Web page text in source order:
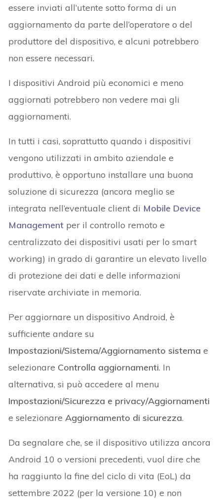
essere inviati all’utente sotto forma di un
aggiornamento da parte dell’operatore o del
produttore del dispositivo, e alcuni potrebbero
non essere necessari.
I dispositivi Android più economici e meno
aggiornati potrebbero non vedere mai gli
aggiornamenti.
In tutti i casi, soprattutto quando i dispositivi
vengono utilizzati in ambito aziendale e
produttivo, è opportuno installare una buona
soluzione di sicurezza (ancora meglio se
integrata nell’eventuale client di Mobile Device
Management per il controllo remoto e
centralizzato dei dispositivi usati per lo smart
working) in grado di garantire un elevato livello
di protezione dei dati e delle informazioni
riservate archiviate in memoria.
Per aggiornare un dispositivo Android, è
sufficiente andare su
Impostazioni/Sistema/Aggiornamento sistema e
selezionare Controlla aggiornamenti. In
alternativa, si può accedere al menu
Impostazioni/Sicurezza e privacy/Aggiornamenti
e selezionareAggiornamento di sicurezza.
Da segnalare che, se il dispositivo utilizza ancora
Android 10 o versioni precedenti, vuol dire che
ha raggiunto la fine del ciclo di vita (EoL) da
settembre 2022 (per la versione 10) e non